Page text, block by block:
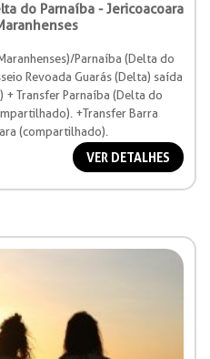
do Parnaíba - Jericoacoara
Parnaíba (Delta do
Revoada Guarás (Delta) saída
Transfer Parnaíba (Delta do
+Transfer Barra
(compartilhado).
VER DETALHES